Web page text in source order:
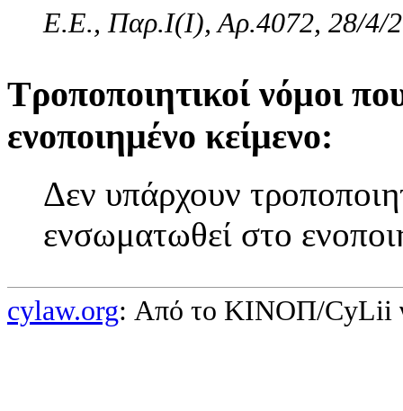
Ε.Ε., Παρ.Ι(I), Αρ.4072, 28/4/
Τροποποιητικοί νόμοι
ενοποιημένο κείμενο:
Δεν υπάρχουν
ενσωματωθεί στο
cylaw.org: Από το ΚΙΝOΠ/CyLii